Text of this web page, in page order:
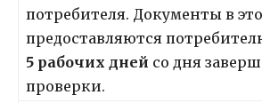
потребителя. Документы в
предоставляются
5 рабочих дней со дня
проверки.